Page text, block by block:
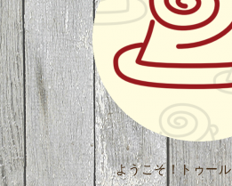
ようこそ！トゥー